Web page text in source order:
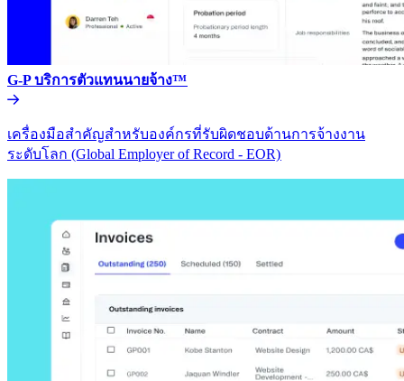
G-P บริการตัวแทนนายจ้าง™​​
เครื่องมือสำคัญสำหรับองค์กรที่รับผิดชอบด้านการจ้างงาน
ระดับโลก (Global Employer of Record - EOR)​​